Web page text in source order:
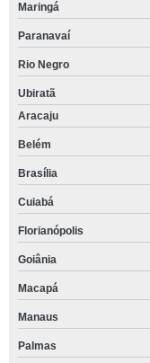
Maringá
Paranavaí
Rio Negro
Ubiratã
Aracaju
Belém
Brasília
Cuiabá
Florianópolis
Goiânia
Macapá
Manaus
Palmas